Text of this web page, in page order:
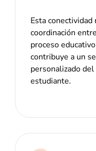
Esta
coordinación
proceso
contribuye a un
personalizado
estudiante.